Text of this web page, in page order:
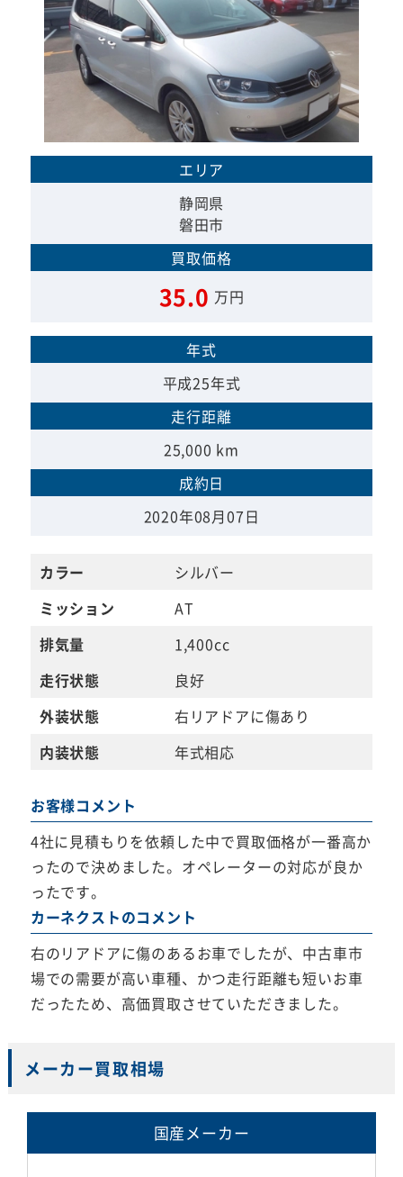
エリア
静岡県
磐田市
買取価格
35.0 万円
年式
平成25年式
走行距離
25,000 km
成約日
2020年08月07日
カラー
シルバー
ミッション
AT
排気量
1,400cc
走行状態
良好
外装状態
右リアドアに傷あり
内装状態
年式相応
お客様コメント
4社に見積もりを依頼した中で買取価格が一番高か
ったので決めました。オペレーターの対応が良か
ったです。
カーネクストのコメント
右のリアドアに傷のあるお車でしたが、中古車市
場での需要が高い車種、かつ走行距離も短いお車
だったため、高価買取させていただきました。
メーカー買取相場
国産メーカー